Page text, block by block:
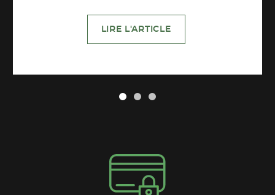
LIRE L'ARTICLE